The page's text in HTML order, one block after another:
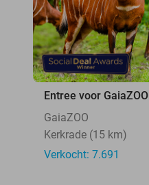
Entree voor GaiaZOO
GaiaZOO
Kerkrade (15 km)
Verkocht: 7.691